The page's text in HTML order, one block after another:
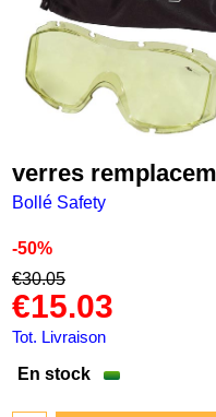
verres
Bollé Safety
-50%
€30.05
€15.03
Tot. Livraison
En stock